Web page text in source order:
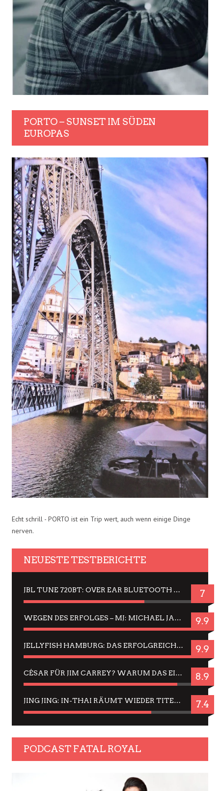
PORTO – SUNSET IM SÜDEN
EUROPAS
Echt schrill - PORTO ist ein Trip wert, auch wenn einige Dinge
nerven.
NEUESTE TESTBERICHTE
JBL TUNE 720BT: OVER EAR BLUETOOTH KOPFHÖRER UM DIE 50,-€ IM DAUER-TEST 7
WEGEN DES ERFOLGES – MJ: MICHAEL JACKSON MUSICAL IN EINER MATINEE SEHEN 9.9
JELLYFISH HAMBURG: DAS ERFOLGREICHE SOMMER-MENÜ 2025 IN GEFÜHLEN UND BILDERN 9.9
CÉSAR FÜR JIM CARREY? WARUM DAS EINER DER NERVIGSTEN ACTORS IST UND BLEIBT 8.9
JING JING: IN-THAI RÄUMT WIEDER TITEL AB – EIN ZWEI-STUNDEN-ERLEBNISBERICHT 7.4
PODCAST FATAL ROYAL